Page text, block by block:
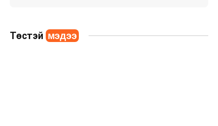
Төстэй мэдээ